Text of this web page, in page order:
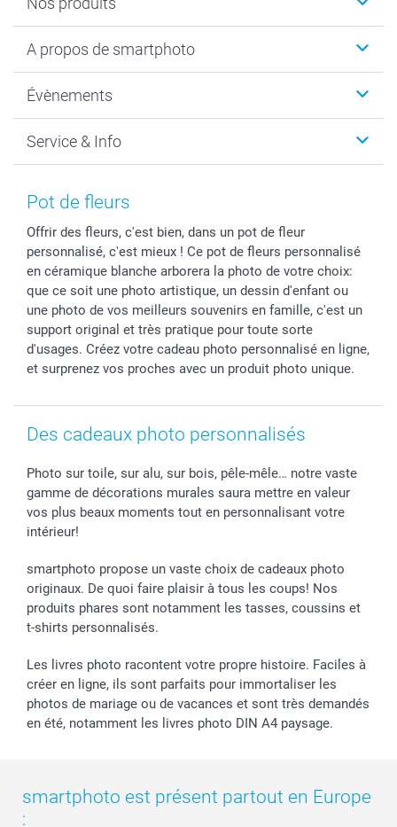
Cadeaux photo
MyNameBook
Développement photo & Tirage photo
Cadres photo & accessoires déco
Stickers & Etiquettes
Chèque Cadeau
A propos de smartphoto
Durabilité
Gestion des cookies
Mentions Légales
Affiliation
Investor Relations
B2B smartbusiness
Droit de rétractation
Évènements
Nouvel An
Fête des Mères
Confirmation ou communion
Mariage
Fête d'anniversaire
Collection naissance
Tous les évènements
Service & Info
Tarifs et frais de livraison
Livraison en 48 heures
Modes de Paiement
Identifiez-vous
Plan du site
Statut de ma commande
smarfriends
smartgarantie
Pot de fleurs
Offrir des fleurs, c'est bien, dans un pot de fleur
personnalisé, c'est mieux ! Ce pot de fleurs personnalisé
en céramique blanche arborera la photo de votre choix:
que ce soit une photo artistique, un dessin d'enfant ou
une photo de vos meilleurs souvenirs en famille, c'est un
support original et très pratique pour toute sorte
d'usages. Créez votre cadeau photo personnalisé en ligne,
et surprenez vos proches avec un produit photo unique.
Des cadeaux photo personnalisés
Photo sur toile, sur alu, sur bois, pêle-mêle… notre vaste
gamme de décorations murales saura mettre en valeur
vos plus beaux moments tout en personnalisant votre
intérieur!
smartphoto propose un vaste choix de cadeaux photo
originaux. De quoi faire plaisir à tous les coups! Nos
produits phares sont notamment les tasses, coussins et
t-shirts personnalisés.
Les livres photo racontent votre propre histoire. Faciles à
créer en ligne, ils sont parfaits pour immortaliser les
photos de mariage ou de vacances et sont très demandés
en été, notamment les livres photo DIN A4 paysage.
smartphoto est présent partout en Europe
: